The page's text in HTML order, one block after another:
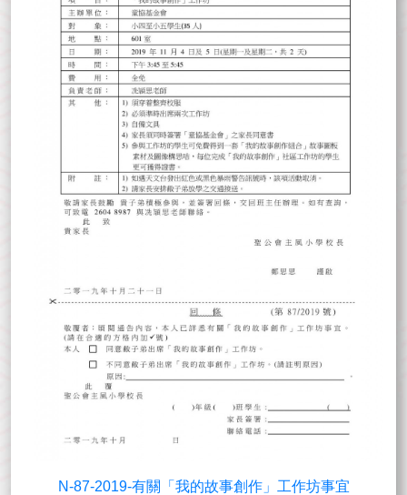
N-87-2019-有關「我的故事創作」工作坊事宜